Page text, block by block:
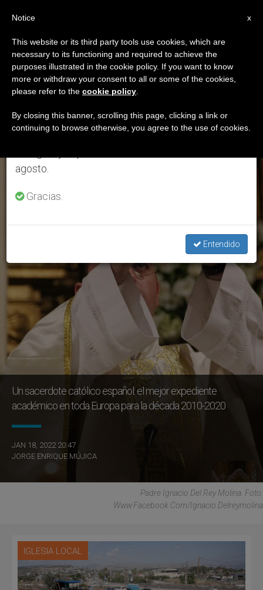
ETIQUETA
Posts Tagged ‘buenas
Noticias’
ÚLTIMAS NOTICIAS
Un sacerdote católico español: el mejor expediente
académico en toda Europa para la década 2010-2020
JAN 18, 2022 20:47
JORGE ENRIQUE MÚJICA
Padre Ignacio Del Rey Molina. Foto:
Www.facebook.com/ignacio.delreymolina
IGLESIA LOCAL
×
Aviso importante
Del 27 de julio al 7 de agosto haremos la pausa
anual, aprovechando que en el periodo de verano
se generan menos informaciones y también el
agosto.
Gracias.
Entendido
x
Notice
This website or its third party tools use cookies, which are
necessary to its functioning and required to achieve the
purposes illustrated in the cookie policy. If you want to know
more or withdraw your consent to all or some of the cookies,
please refer to the cookie policy
By closing this banner, scrolling this page, clicking a link or
continuing to browse otherwise, you agree to the use of cookies.